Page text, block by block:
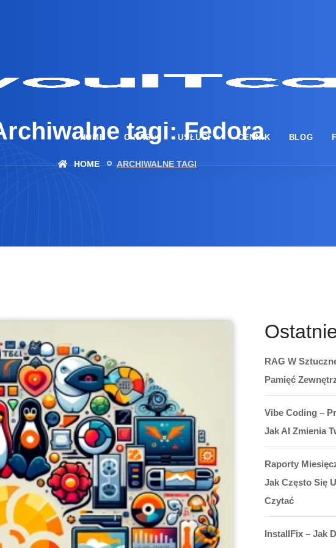
HOME O NAS USŁUGI CENNIK BLOG
tagi: Fedora
HOME ARCHIWALNE TAGI
RAG W
Pamięć
Vibe Coding –
Jak AI Zmienia
Raporty
Jak Często Się
Czytać
InstallFix – Jak